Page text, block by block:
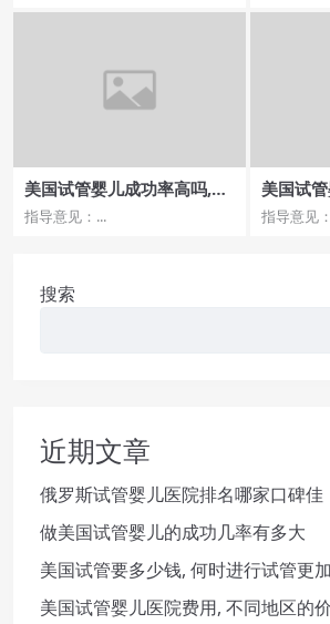
美国试管婴儿成功率高吗,费
用和价格都是多少？
指导意见：...
美国试
性价比最
指导意见
搜索
近期文章
俄罗斯试管婴儿医院排名哪家口碑佳
做美国试管婴儿的成功几率有多大
美国试管要多少钱, 何时进行试管更
美国试管婴儿医院费用, 不同地区的